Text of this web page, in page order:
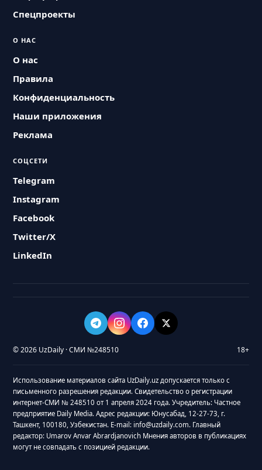
Спецпроекты
О НАС
О нас
Правила
Конфиденциальность
Наши приложения
Реклама
СОЦСЕТИ
Telegram
Instagram
Facebook
Twitter/X
LinkedIn
© 2026 UzDaily · СМИ №248510 18+
Использование материалов сайта UzDaily.uz допускается только с
письменного разрешения редакции. Свидетельство о регистрации
интернет-СМИ № 248510 от 1 апреля 2024 года. Учредитель: Частное
предприятие Daily Media. Адрес редакции: Юнусабад, 12-27-73, г.
Ташкент, 100180, Узбекистан. E-mail: info@uzdaily.com. Главный
редактор: Umarov Anvar Abrardjanovich Мнения авторов в публикациях
могут не совпадать с позицией редакции.